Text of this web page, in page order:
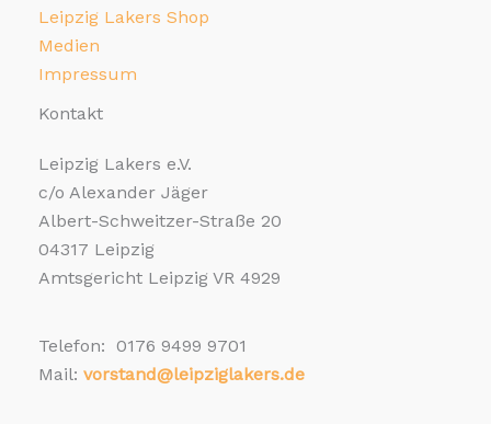
Leipzig Lakers Shop
Medien
Impressum
Kontakt
Leipzig Lakers e.V.
c/o Alexander Jäger
Albert-Schweitzer-Straße 20
04317 Leipzig
Amtsgericht Leipzig VR 4929
Telefon: 0176 9499 9701
Mail: vorstand@leipziglakers.de